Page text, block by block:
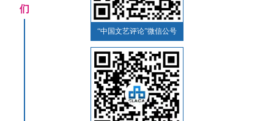
们
“中国文艺评论”微信公号